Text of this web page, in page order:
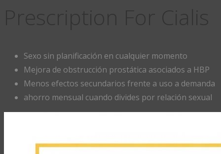
Sexo sin planificación en cualquier momento
Mejora de obstrucción prostática asociados a HBP
Menos efectos secundarios frente a uso a demanda
ahorro mensual cuando divides por relación sexual